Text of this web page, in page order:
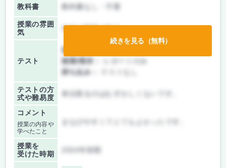
教科書 教科書なし・不要
授業の雰囲
気
先生の講義が中心
テスト
前期/中間：
後期/期末：
持ち込み：
テストの方
式や難易度
コメント
授業の内容や
学べたこと
授業を
受けた時期
続きを見る（無料）